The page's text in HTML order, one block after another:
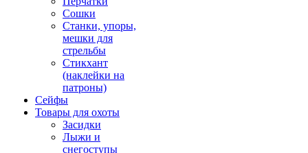
Сошки
Станки, упоры,
мешки для
стрельбы
Стикхант
(наклейки на
патроны)
Сейфы
Товары для охоты
Засидки
Лыжи и
снегоступы